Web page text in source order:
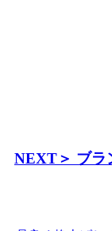
NEXT＞ ブラ